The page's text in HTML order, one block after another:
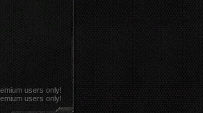
users only!
users only!